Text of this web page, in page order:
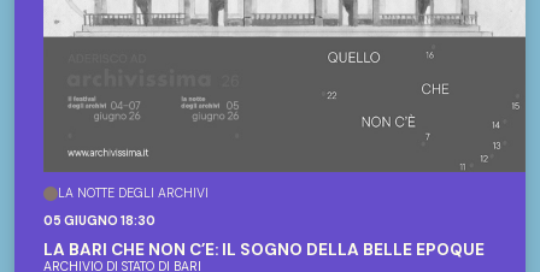
LA NOTTE DEGLI ARCHIVI
05 GIUGNO 18:30
LA BARI CHE NON C’È: IL SOGNO DELLA BELLE ÉPOQUE
ARCHIVIO DI STATO DI BARI